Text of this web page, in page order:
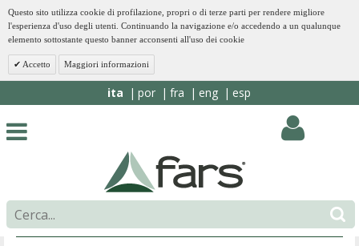
Questo sito utilizza cookie di profilazione, propri o di terze parti per rendere migliore
l'esperienza d'uso degli utenti. Continuando la navigazione e/o accedendo a un qualunque
elemento sottostante questo banner acconsenti all'uso dei cookie
Accetto Maggiori informazioni
ita por fra eng esp